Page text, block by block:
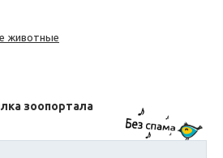
животные
зоопортала